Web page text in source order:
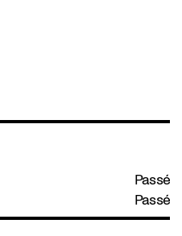
Passé
Passé